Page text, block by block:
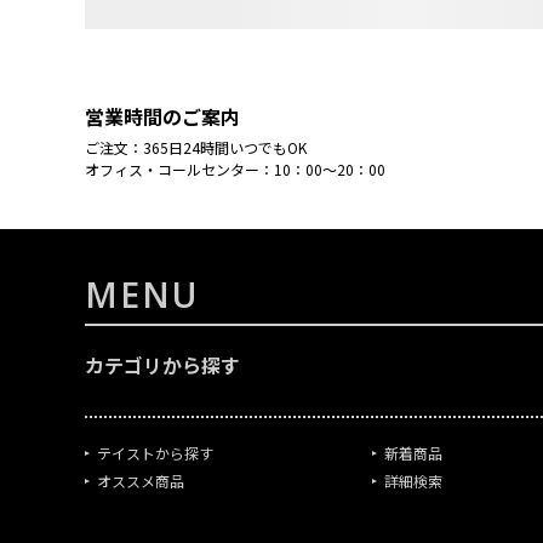
営業時間のご案内
ご注文：365日24時間いつでもOK
オフィス・コールセンター：10：00～20：00
MENU
カテゴリから探す
テイストから探す
オススメ商品
新着商品
詳細検索